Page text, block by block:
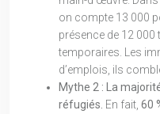
on compte 13 000
présence de 12
temporaires. Les
d’emplois, ils
Mythe 2 : La
réfugiés. En fait, 60